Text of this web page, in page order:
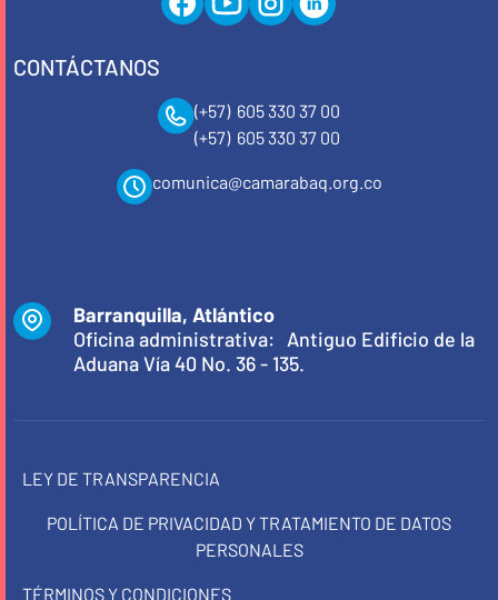
CONTÁCTANOS
(+57) 605 330 37 00
(+57) 605 330 37 00
comunica@camarabaq.org.co
Barranquilla, Atlántico
Oficina administrativa: Antiguo Edificio de la
Aduana Vía 40 No. 36 - 135.
LEY DE TRANSPARENCIA
POLÍTICA DE PRIVACIDAD Y TRATAMIENTO DE DATOS
PERSONALES
TÉRMINOS Y CONDICIONES